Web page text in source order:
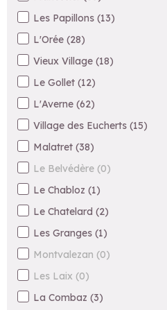
Les Papillons (13)
L'Orée (28)
Vieux Village (18)
Le Gollet (12)
L'Averne (62)
Village des Eucherts (15)
Malatret (38)
Le Belvédère (0)
Le Chabloz (1)
Le Chatelard (2)
Les Granges (1)
Montvalezan (0)
Les Laix (0)
La Combaz (3)